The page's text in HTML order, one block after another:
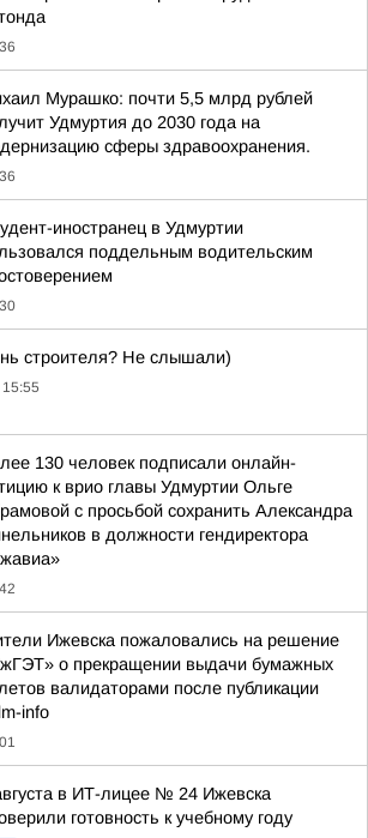
Мурашко: почти 5,5 млрд рублей
Удмуртия до 2030 года на
сферы здравоохранения.
иностранец в Удмуртии
поддельным водительским
строителя? Не слышали)
15:55
130 человек подписали онлайн-
к врио главы Удмуртии Ольге
с просьбой сохранить Александра
в должности гендиректора
Ижевска пожаловались на решение
о прекращении выдачи бумажных
валидаторами после публикации
info
в ИТ-лицее № 24 Ижевска
готовность к учебному году